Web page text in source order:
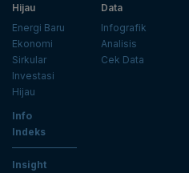
Hijau
Energi Baru
Ekonomi
Sirkular
Investasi
Hijau
Data
Infografik
Analisis
Cek Data
Info
Indeks
Insight